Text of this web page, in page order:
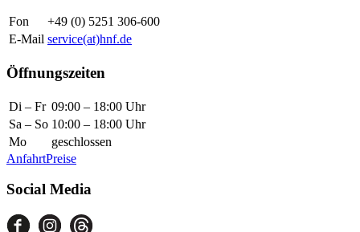
Fon
+49 (0) 5251 306-600
E-Mail service(at)hnf.de
Öffnungszeiten
Di – Fr 09:00 – 18:00 Uhr
Sa – So 10:00 – 18:00 Uhr
Mo
geschlossen
AnfahrtPreise
Social Media